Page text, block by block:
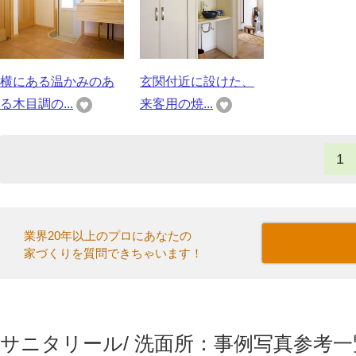
横にある温かみのあ
る木目調の...
玄関付近に設けた、
来客用の焼...
1
業界20年以上のプロにあなたの
家づくりを質問できちゃいます！
サニタリール/ 洗面所：事例写真参考